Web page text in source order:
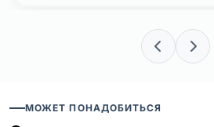
МОЖЕТ ПОНАДОБИТЬСЯ